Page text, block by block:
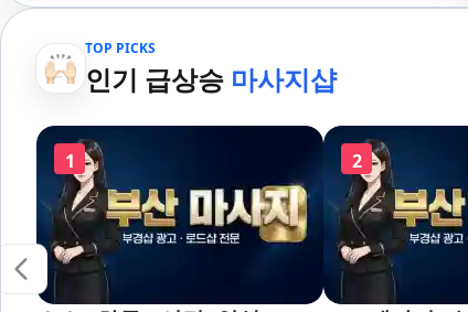
TOP PICKS
인기 급상승 마사지샵
1 2